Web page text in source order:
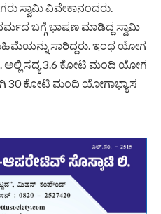
ಸ್ವಾಮಿ ವಿವೇಕಾನಂದರು.
ಬಗ್ಗೆ ಭಾಷಣ ಮಾಡಿದ್ದ ಸ್ವಾಮಿ
ಸಾರಿದ್ದರು. ಇಂಥ ಯೋಗ
ಅಲ್ಲಿ ಸದ್ಯ 3.6 ಕೋಟಿ ಮಂದಿ ಯೋಗ
30 ಕೋಟಿ ಮಂದಿ ಯೋಗಾಭ್ಯಾಸ